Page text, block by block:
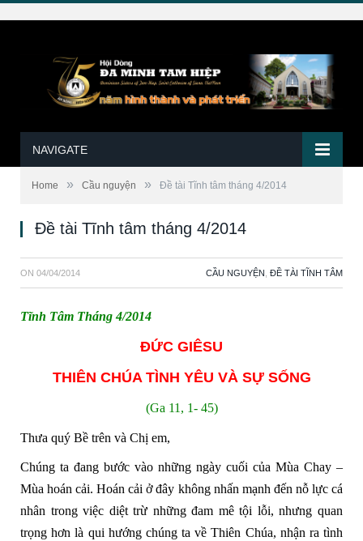
NAVIGATE
Home » Cầu nguyện » Đề tài Tĩnh tâm tháng 4/2014
Đề tài Tĩnh tâm tháng 4/2014
ON 04/04/2014 CẦU NGUYỆN ĐỀ TÀI TĨNH TÂM
Tĩnh Tâm Tháng 4/2014
ĐỨC GIÊSU
THIÊN CHÚA TÌNH YÊU VÀ SỰ SỐNG
(Ga 11, 1- 45)
Thưa quý Bề trên và Chị em,
Chúng ta đang bước vào những ngày cuối của Mùa Chay –
Mùa hoán cải. Hoán cải ở đây không nhấn mạnh đến nỗ lực cá
nhân trong việc diệt trừ những đam mê tội lỗi, nhưng quan
trọng hơn là qui hướng chúng ta về Thiên Chúa, nhận ra tình